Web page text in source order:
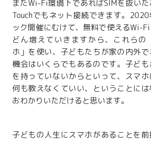
またWi-Fi環境下であればSIMを抜い
Touchでもネット接続できます。
ック開催にむけて、無料で使えるWi-
どん増えていきますから、これらの
ホ」を使い、子どもたちが家の内外
機会はいくらでもあるのです。子ど
を持っていないからといって、スマ
何も教えなくていい、ということに
おわかりいただけると思います。
子どもの人生にスマホがあることを